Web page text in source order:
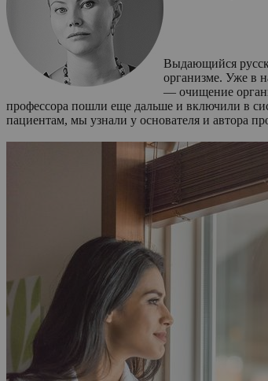
Выдающийся
организме. Уже в
— очищение
профессора пошли еще дальше и включили в
пациентам, мы узнали у основателя и автора